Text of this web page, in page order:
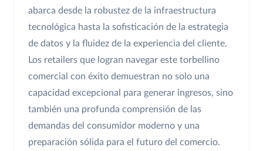
abarca desde la robustez de la infraestructura
tecnológica hasta la sofisticación de la estrategia
de datos y la fluidez de la experiencia del cliente.
Los retailers que logran navegar este torbellino
comercial con éxito demuestran no solo una
capacidad excepcional para generar ingresos, sino
también una profunda comprensión de las
demandas del consumidor moderno y una
preparación sólida para el futuro del comercio.